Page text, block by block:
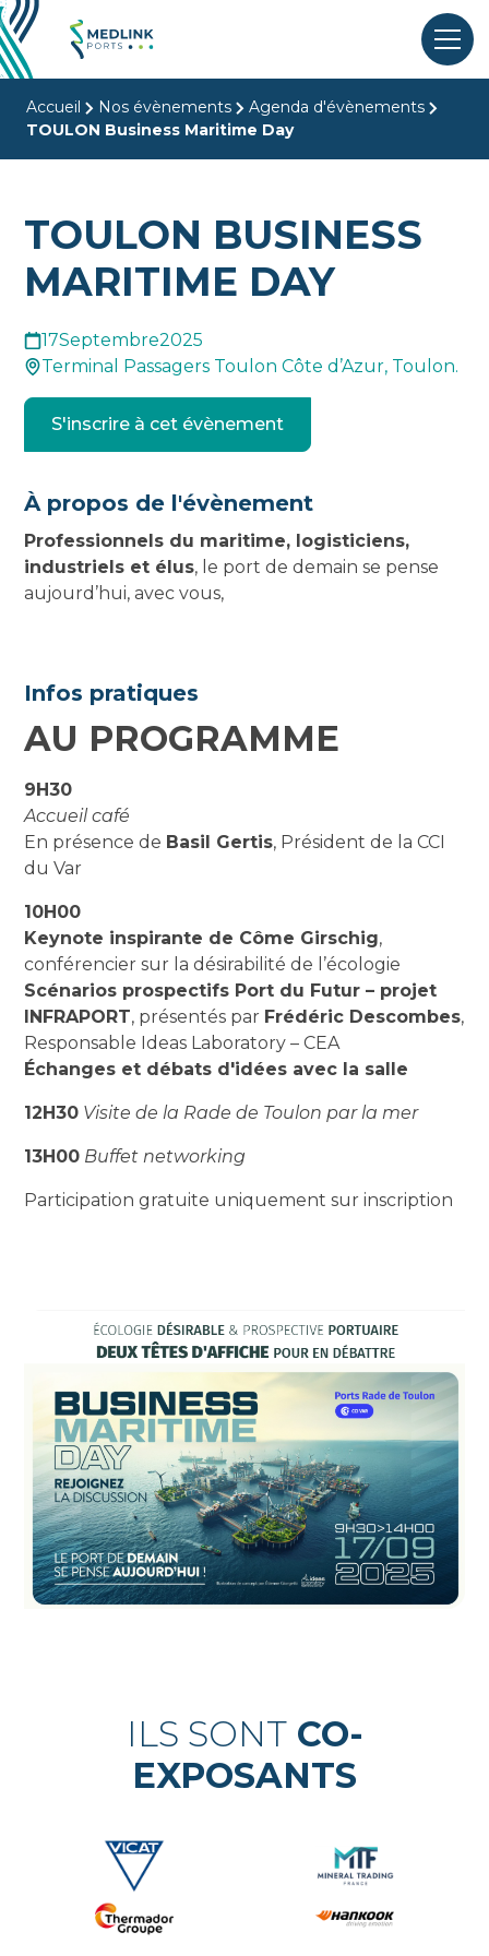
Accueil Nos évènements
Agenda d'évènements
TOULON Business Maritime Day
TOULON BUSINESS
MARITIME DAY
17Septembre2025
Terminal Passagers Toulon Côte d’Azur, Toulon.
S'inscrire à cet évènement
À propos de l'évènement
Professionnels du maritime, logisticiens,
industriels et élus, le port de demain se pense
aujourd’hui, avec vous,
Infos pratiques
AU PROGRAMME
9H30
Accueil café
En présence de Basil Gertis, Président de la CCI
du Var
10H00
Keynote inspirante de Côme Girschig,
conférencier sur la désirabilité de l’écologie
Scénarios prospectifs Port du Futur – projet
INFRAPORT, présentés par Frédéric Descombes,
Responsable Ideas Laboratory – CEA
Échanges et débats d'idées avec la salle
12H30 Visite de la Rade de Toulon par la mer
13H00 Buffet networking
Participation gratuite uniquement sur inscription
ILS SONTCO-
EXPOSANTS